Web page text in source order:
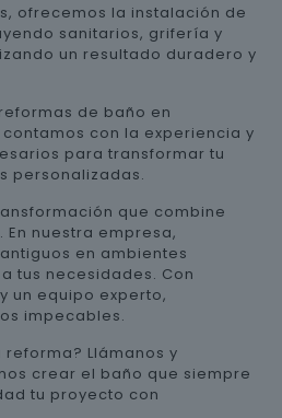
ofrecemos la instalación de
sanitarios, grifería y
un resultado duradero y
de baño en
con la experiencia y
para transformar tu
personalizadas.
que combine
nuestra empresa,
en ambientes
tus necesidades. Con
un equipo experto,
impecables.
Llámanos y
crear el baño que siempre
tu proyecto con